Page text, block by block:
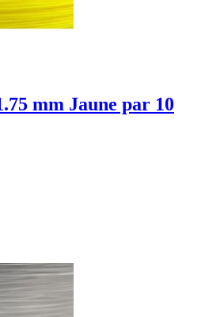
mm Jaune par 10